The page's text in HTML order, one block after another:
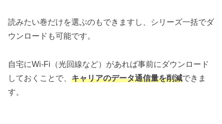
読みたい巻だけを選ぶのもできますし、シリーズ一括でダ
ウンロードも可能です。
自宅にWi-Fi（光回線など）があれば事前にダウンロード
しておくことで、 キャリアのデータ通信量を削減できま
す。